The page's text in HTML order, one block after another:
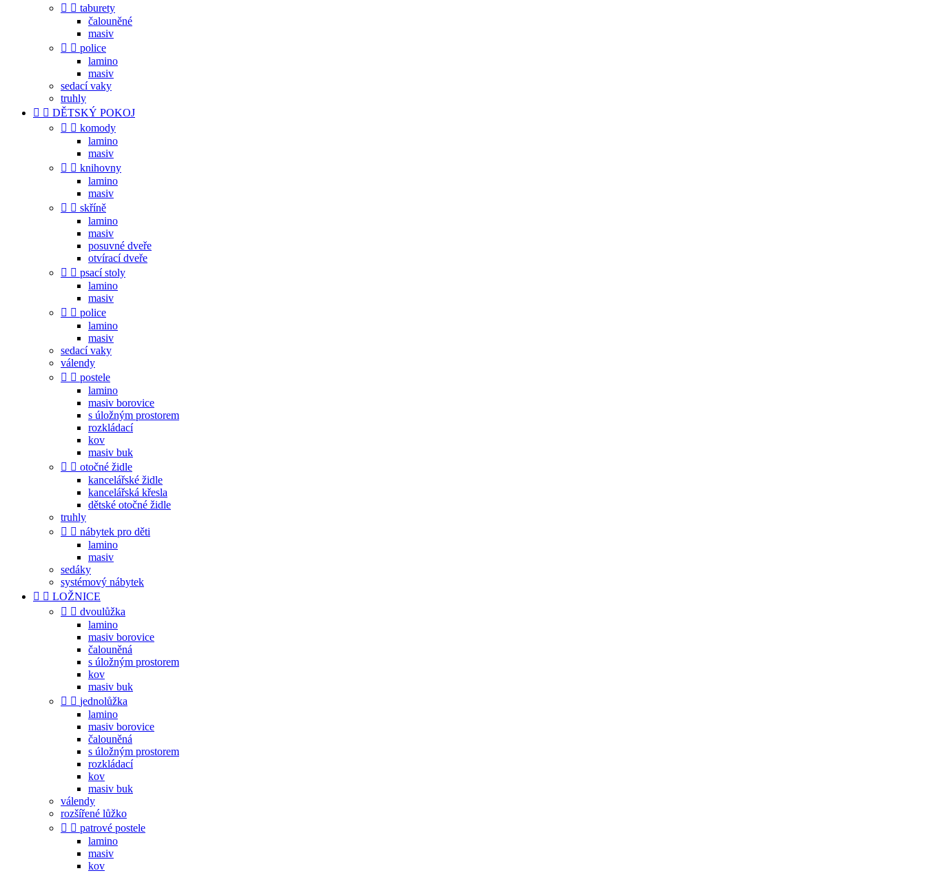
  taburety
čalouněné
masiv
  police
lamino
masiv
sedací vaky
truhly
  DĚTSKÝ POKOJ
  komody
lamino
masiv
  knihovny
lamino
masiv
  skříně
lamino
masiv
posuvné dveře
otvírací dveře
  psací stoly
lamino
masiv
  police
lamino
masiv
sedací vaky
válendy
  postele
lamino
masiv borovice
s úložným prostorem
rozkládací
kov
masiv buk
  otočné židle
kancelářské židle
kancelářská křesla
dětské otočné židle
truhly
  nábytek pro děti
lamino
masiv
sedáky
systémový nábytek
  LOŽNICE
  dvoulůžka
lamino
masiv borovice
čalouněná
s úložným prostorem
kov
masiv buk
  jednolůžka
lamino
masiv borovice
čalouněná
s úložným prostorem
rozkládací
kov
masiv buk
válendy
rozšířené lůžko
  patrové postele
lamino
masiv
kov